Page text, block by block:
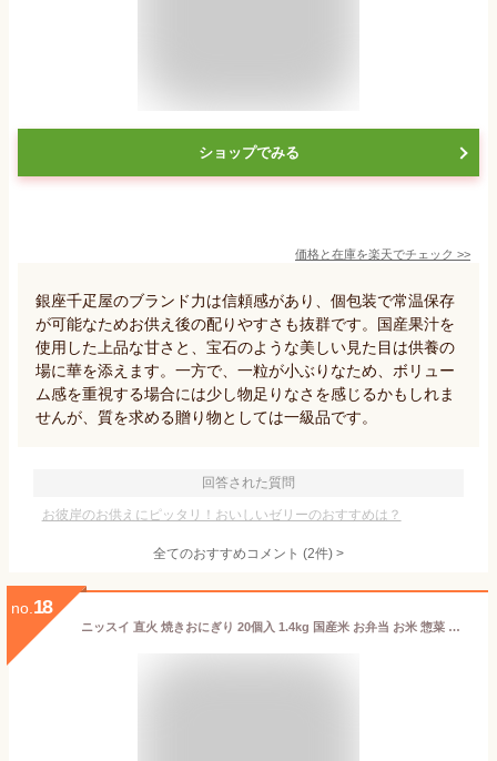
ショップでみる
価格と在庫を楽天でチェック >>
銀座千疋屋のブランド力は信頼感があり、個包装で常温保存
が可能なためお供え後の配りやすさも抜群です。国産果汁を
使用した上品な甘さと、宝石のような美しい見た目は供養の
場に華を添えます。一方で、一粒が小ぶりなため、ボリュー
ム感を重視する場合には少し物足りなさを感じるかもしれま
せんが、質を求める贈り物としては一級品です。
回答された質問
お彼岸のお供えにピッタリ！おいしいゼリーのおすすめは？
全てのおすすめコメント (2件) >
no. 18
ニッスイ 直火 焼きおにぎり 20個入 1.4kg 国産米 お弁当 お米 惣菜 食品 冷凍 賞味期限 ブランド メーカー 朝食 ランチ 簡単 解凍 冷凍食品 醤油 解凍方法 カロリー cal お茶漬け アレンジ 美味しい 香ばしい 香り コク 賞味期限 冷凍焼きおにぎり【Costco コストコ】